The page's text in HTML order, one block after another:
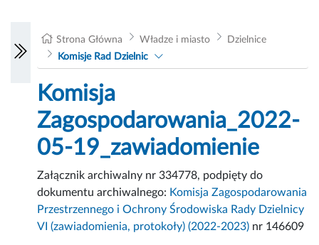
Strona Główna Władze i miasto
Dzielnice
Komisje Rad Dzielnic
Komisja
Zagospodarowania_2022-
05-19_zawiadomienie
Załącznik archiwalny nr 334778, podpięty do
dokumentu archiwalnego: Komisja Zagospodarowania
Przestrzennego i Ochrony Środowiska Rady Dzielnicy
VI (zawiadomienia, protokoły) (2022-2023) nr 146609